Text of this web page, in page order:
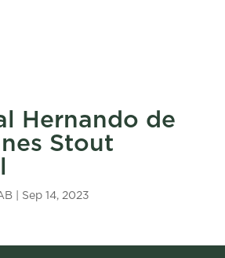
Hernando de
Stout
| Sep 14, 2023